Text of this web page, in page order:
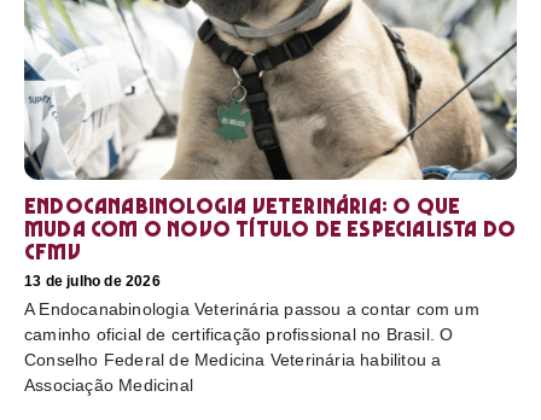
Endocanabinologia Veterinária: o que
muda com o novo título de especialista do
CFMV
13 de julho de 2026
A Endocanabinologia Veterinária passou a contar com um
caminho oficial de certificação profissional no Brasil. O
Conselho Federal de Medicina Veterinária habilitou a
Associação Medicinal